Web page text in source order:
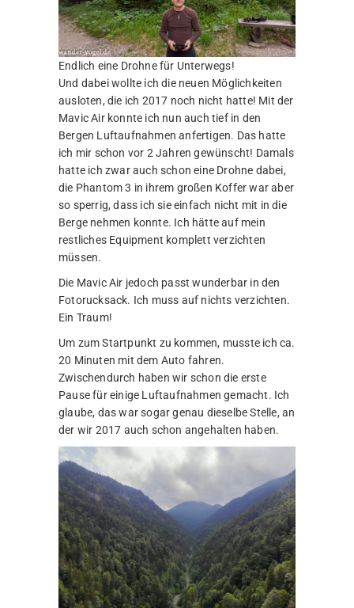
Endlich eine Drohne für Unterwegs!
Und dabei wollte ich die neuen Möglichkeiten
ausloten, die ich 2017 noch nicht hatte! Mit der
Mavic Air konnte ich nun auch tief in den
Bergen Luftaufnahmen anfertigen. Das hatte
ich mir schon vor 2 Jahren gewünscht! Damals
hatte ich zwar auch schon eine Drohne dabei,
die Phantom 3 in ihrem großen Koffer war aber
so sperrig, dass ich sie einfach nicht mit in die
Berge nehmen konnte. Ich hätte auf mein
restliches Equipment komplett verzichten
müssen.
Die Mavic Air jedoch passt wunderbar in den
Fotorucksack. Ich muss auf nichts verzichten.
Ein Traum!
Um zum Startpunkt zu kommen, musste ich ca.
20 Minuten mit dem Auto fahren.
Zwischendurch haben wir schon die erste
Pause für einige Luftaufnahmen gemacht. Ich
glaube, das war sogar genau dieselbe Stelle, an
der wir 2017 auch schon angehalten haben.